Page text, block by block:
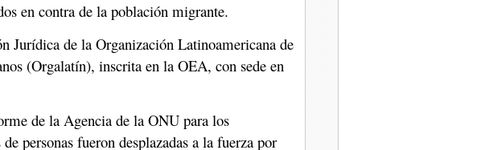
en contra de la población migrante.
Jurídica de la Organización Latinoamericana de
(Orgalatín), inscrita en la OEA, con sede en
de la Agencia de la ONU para los
personas fueron desplazadas a la fuerza por